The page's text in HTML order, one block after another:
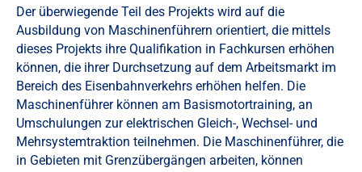
Der überwiegende Teil des Projekts wird auf die
Ausbildung von Maschinenführern orientiert, die mittels
dieses Projekts ihre Qualifikation in Fachkursen erhöhen
können, die ihrer Durchsetzung auf dem Arbeitsmarkt im
Bereich des Eisenbahnverkehrs erhöhen helfen. Die
Maschinenführer können am Basismotortraining, an
Umschulungen zur elektrischen Gleich-, Wechsel- und
Mehrsystemtraktion teilnehmen. Die Maschinenführer, die
in Gebieten mit Grenzübergängen arbeiten, können